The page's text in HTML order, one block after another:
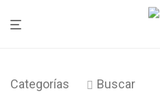
Categorías Buscar